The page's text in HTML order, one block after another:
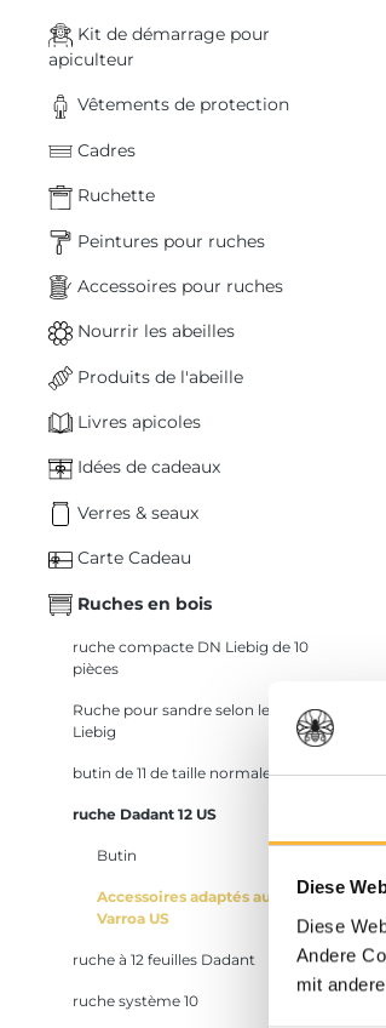
Diese
Diese
Andere
mit
Kit de démarrage pour
apiculteur
Vêtements de protection
Cadres
Ruchette
Peintures pour ruches
Accessoires pour ruches
Nourrir les abeilles
Produits de l'abeille
Livres apicoles
Idées de cadeaux
Verres & seaux
Carte Cadeau
Ruches en bois
ruche compacte DN Liebig de 10
pièces
Ruche pour sandre selon le Dr.
Liebig
butin de 11 de taille normale
ruche Dadant 12 US
Butin
Accessoires adaptés au sol
Varroa US
ruche à 12 feuilles Dadant
ruche système 10